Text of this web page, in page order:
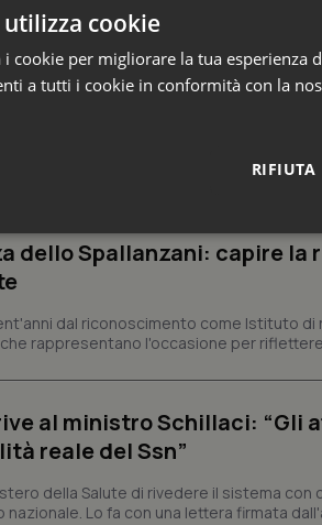
dello Spallanzani: capire la
dal riconoscimento come Istituto di
rappresentano l'occasione per
al ministro Schillaci: “Gli
reale del Ssn”
della Salute di rivedere il sistema con
Lo fa con una lettera firmata
cookie
cookie per migliorare la tua esperienza
a tutti i cookie in conformità con la
RIFIUTA
Statistici
a rendere fruibile il sito web abilitandone
sito. Il sito web non è in grado di funzionare
YouTube
5 mesi 4
Questo